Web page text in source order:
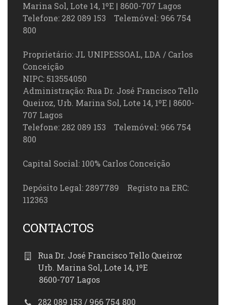
Marina Sol, Lote 14, 1ºE | 8600-707 Lagos
Telefone: 282 089 153 Telemóvel: 966 754
800
Proprietário: JL UNIPESSOAL, LDA / Carlos
Conceição
NIPC: 513554050
Administração: Rua Dr. José Francisco Tello
Queiroz, Urb. Marina Sol, Lote 14, 1ºE | 8600-
707 Lagos
Telefone: 282 089 153 Telemóvel: 966 754
800
Capital Social: 100% Carlos Conceição
Depósito Legal: 2897789 Registo na ERC:
112363
CONTACTOS
Rua Dr. José Francisco Tello Queiroz
Urb. Marina Sol, Lote 14, 1ºE
8600-707 Lagos
282 089 153 / 966 754 800